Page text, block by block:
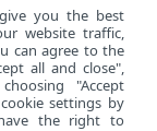
you the best
website traffic,
can agree to the
all and close",
"Accept
settings by
the right to